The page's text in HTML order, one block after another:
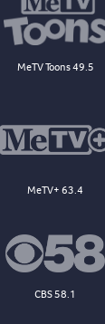
MeTV Toons 49.5
MeTV+ 63.4
CBS 58.1